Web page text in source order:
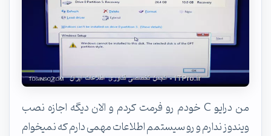
من درایو C خودم رو فرمت کردم و الان دیگه اجازه نصب
ویندوز ندارم و رو سیستمم اطلاعات مهمی دارم که نمیخوام